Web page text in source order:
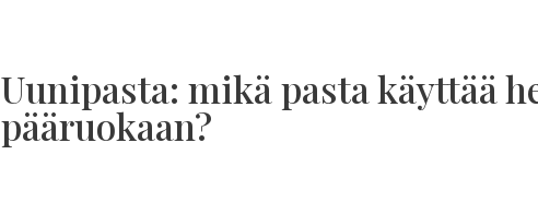
Uunipasta: mikä pasta käyttää
pääruokaan?